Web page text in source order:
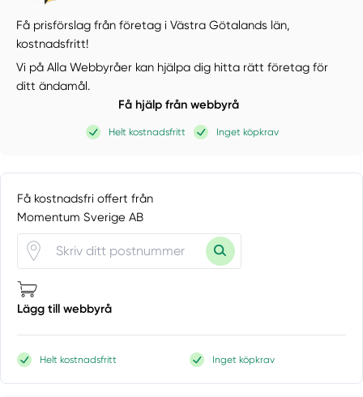
Få prisförslag från företag i Västra Götalands län,
kostnadsfritt!
Vi på Alla Webbyråer kan hjälpa dig hitta rätt företag för
ditt ändamål.
Få hjälp från webbyrå
Helt kostnadsfritt Inget köpkrav
Få kostnadsfri offert från
Momentum Sverige AB
Lägg till webbyrå
Helt kostnadsfritt Inget köpkrav